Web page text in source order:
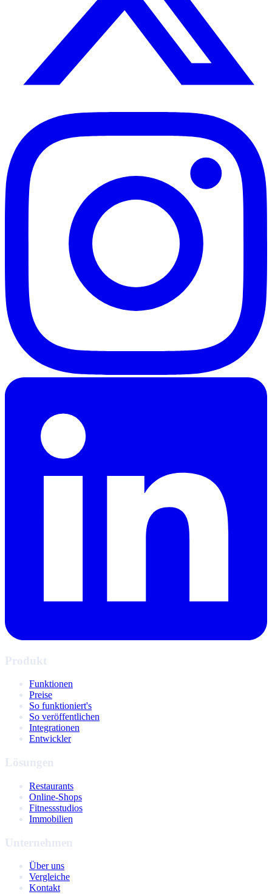
Produkt
Funktionen
Preise
So funktioniert's
So veröffentlichen
Integrationen
Entwickler
Lösungen
Restaurants
Online-Shops
Fitnessstudios
Immobilien
Unternehmen
Über uns
Vergleiche
Kontakt